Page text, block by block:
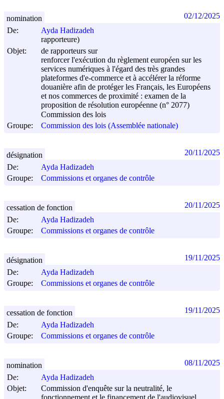
De:
Ayda Hadizadeh
rapporteure)
Objet:
de rapporteurs sur
renforcer l'exécution du règlement européen sur les
services numériques à l'égard des très grandes
plateformes d'e-commerce et à accélérer la réforme
douanière afin de protéger les Français, les Européens
et nos commerces de proximité : examen de la
proposition de résolution européenne (n° 2077)
Commission des lois
Groupe:
Commission des lois (Assemblée nationale)
nomination 02/12/2025
De:
Ayda Hadizadeh
Groupe:
Commissions et organes de contrôle
désignation 20/11/2025
De:
Ayda Hadizadeh
Groupe:
Commissions et organes de contrôle
cessation de fonction 20/11/2025
De:
Ayda Hadizadeh
Groupe:
Commissions et organes de contrôle
désignation 19/11/2025
De:
Ayda Hadizadeh
Groupe:
Commissions et organes de contrôle
cessation de fonction 19/11/2025
De:
Ayda Hadizadeh
Objet:
Commission d'enquête sur la neutralité, le
fonctionnement et le financement de l'audiovisuel
nomination 08/11/2025